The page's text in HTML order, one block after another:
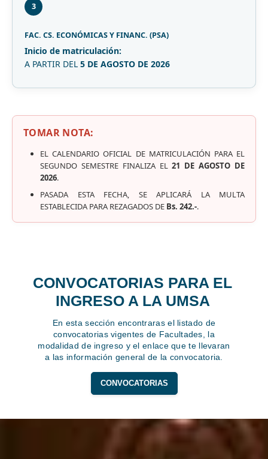
3
FAC. CS. ECONÓMICAS Y FINANC. (PSA)
Inicio de matriculación:
A PARTIR DEL 5 DE AGOSTO DE 2026
TOMAR NOTA:
EL CALENDARIO OFICIAL DE MATRICULACIÓN PARA EL
SEGUNDO SEMESTRE FINALIZA EL21 DE AGOSTO DE
2026.
PASADA ESTA FECHA, SE APLICARÁ LA MULTA
ESTABLECIDA PARA REZAGADOS DE Bs. 242.-.
CONVOCATORIAS PARA EL
INGRESO A LA UMSA
En esta sección encontraras el listado de
convocatorias vigentes de Facultades, la
modalidad de ingreso y el enlace que te llevaran
a las información general de la convocatoria.
CONVOCATORIAS